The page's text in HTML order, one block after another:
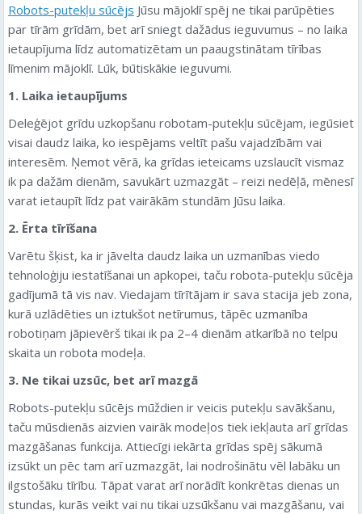
Robots-putekļu sūcējs Jūsu mājoklī spēj ne tikai parūpēties
par tīrām grīdām, bet arī sniegt dažādus ieguvumus – no laika
ietaupījuma līdz automatizētam un paaugstinātam tīrības
līmenim mājoklī. Lūk, būtiskākie ieguvumi.
1. Laika ietaupījums
Deleģējot grīdu uzkopšanu robotam-putekļu sūcējam, iegūsiet
visai daudz laika, ko iespējams veltīt pašu vajadzībām vai
interesēm. Ņemot vērā, ka grīdas ieteicams uzslaucīt vismaz
ik pa dažām dienām, savukārt uzmazgāt – reizi nedēļā, mēnesī
varat ietaupīt līdz pat vairākām stundām Jūsu laika.
2. Ērta tīrīšana
Varētu šķist, ka ir jāvelta daudz laika un uzmanības viedo
tehnoloģiju iestatīšanai un apkopei, taču robota-putekļu sūcēja
gadījumā tā vis nav. Viedajam tīrītājam ir sava stacija jeb zona,
kurā uzlādēties un iztukšot netīrumus, tāpēc uzmanība
robotiņam jāpievērš tikai ik pa 2–4 dienām atkarībā no telpu
skaita un robota modeļa.
3. Ne tikai uzsūc, bet arī mazgā
Robots-putekļu sūcējs mūždien ir veicis putekļu savākšanu,
taču mūsdienās aizvien vairāk modeļos tiek iekļauta arī grīdas
mazgāšanas funkcija. Attiecīgi iekārta grīdas spēj sākumā
izsūkt un pēc tam arī uzmazgāt, lai nodrošinātu vēl labāku un
ilgstošāku tīrību. Tāpat varat arī norādīt konkrētas dienas un
stundas, kurās veikt vai nu tikai uzsūkšanu vai mazgāšanu, vai